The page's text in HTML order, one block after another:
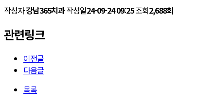
작성자강남365치과작성일24-09-24 09:25조회2,688회
관련링크
이전글
다음글
목록